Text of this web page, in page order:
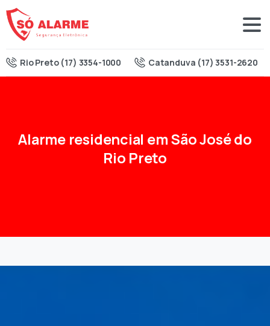
Rio Preto (17) 3354-1000 Catanduva (17) 3531-2620
Alarme residencial emSãoJosédo
Rio Preto